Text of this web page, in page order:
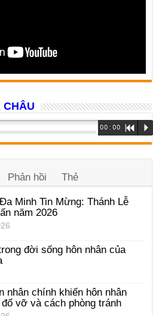
CHÂU
00:00 R P
Phản hồi Thẻ
Minh Tin Mừng: Thánh Lễ
năm 2026
đời sống hôn nhân của
nhân chính khiến hôn nhân
vỡ và cách phòng tránh